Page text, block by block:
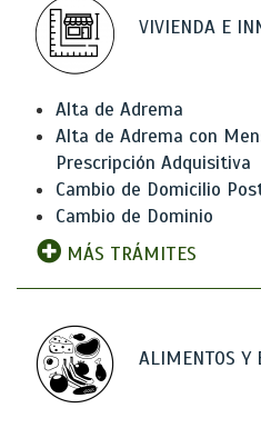
VIVIENDA E
Alta de Adrema
Alta de Adrema con
Prescripción Adquisitiva
Cambio de Domicilio
Cambio de Dominio
MÁS TRÁMITES
ALIMENTOS Y